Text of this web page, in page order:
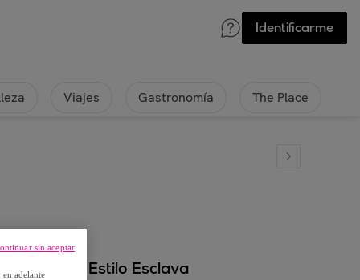
Identificarme
Viajes Gastronomía The Place
Comodas, Estilo Esclava
adelante
sin aceptar